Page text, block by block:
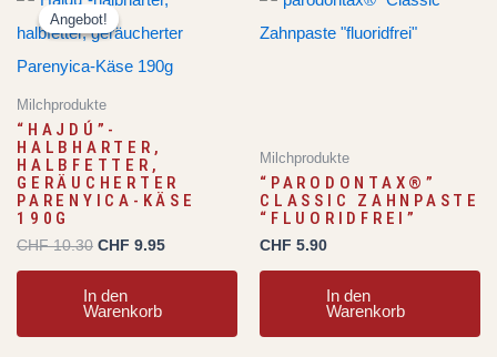
Angebot!
Angebot!
Milchprodukte
“HAJDÚ”-
HALBHARTER,
HALBFETTER,
GERÄUCHERTER
PARENYICA-KÄSE
190G
CHF10.30
Preis
war:
CHF 9.95
Preis
ist:
In den
Warenkorb
Milchprodukte
“PARODONTAX®”
CLASSIC ZAHNPASTE
“FLUORIDFREI”
CHF 5.90
In den
Warenkorb